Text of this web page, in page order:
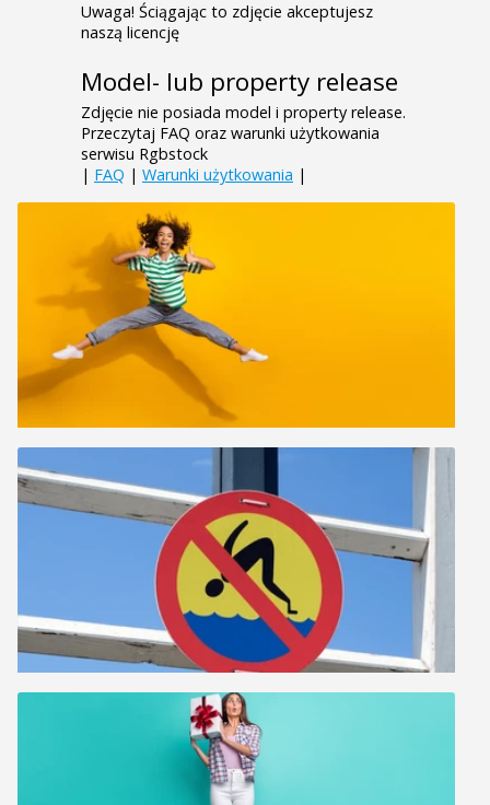
Uwaga! Ściągając to zdjęcie akceptujesz
naszą licencję
Model- lub property release
Zdjęcie nie posiada model i property release.
Przeczytaj FAQ oraz warunki użytkowania
serwisu Rgbstock
| FAQ | Warunki użytkowania |